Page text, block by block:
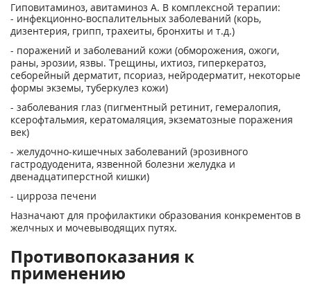
Гиповитаминоз, авитаминоз А. В комплексной терапии:
- инфекционно-воспалительных заболеваний (корь,
дизентерия, грипп, трахеиты, бронхиты и т.д.)
- поражений и заболеваний кожи (обморожения, ожоги,
раны, эрозии, язвы. Трещины, ихтиоз, гиперкератоз,
себорейный дерматит, псориаз, нейродерматит, некоторые
формы экземы, туберкулез кожи)
- заболевания глаз (пигментный ретинит, гемералопия,
ксерофтальмия, кератомаляция, экзематозные поражения
век)
- желудочно-кишечных заболеваний (эрозивного
гастродуоденита, язвенной болезни желудка и
двенадцатиперстной кишки)
- цирроза печени
Назначают для профилактики образования конкрементов в
желчных и мочевыводящих путях.
Противопоказания к
применению